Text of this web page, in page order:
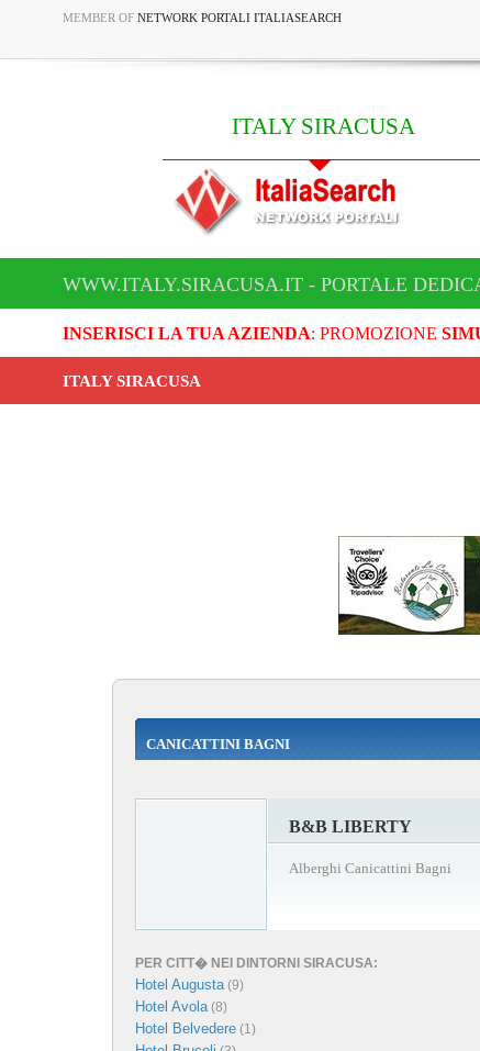
MEMBER OF NETWORK PORTALI ITALIASEARCH
ITALY SIRACUSA
WWW.ITALY.SIRACUSA.IT - PORTALE
INSERISCI LA TUA AZIENDA: PROMOZIONE
ITALY SIRACUSA
CANICATTINI BAGNI
B&B LIBERTY
Alberghi Canicattini Bagni
PER CITT� NEI DINTORNI SIRACUSA:
Hotel Augusta(9)
Hotel Avola(8)
Hotel Belvedere (1)